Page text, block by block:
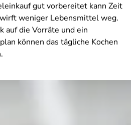
gut vorbereitet kann Zeit
weniger Lebensmittel weg.
auf die Vorräte und ein
können das tägliche Kochen